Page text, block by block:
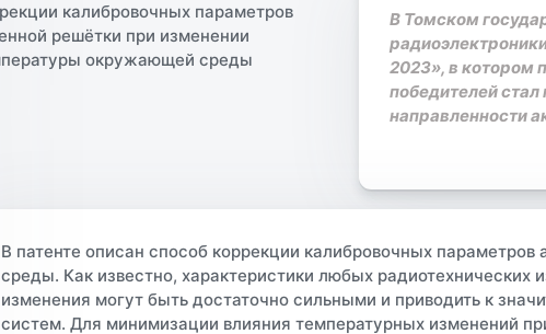
В Томском
2023», в котором
победителей
направленности
В патенте описан способ коррекции калибровочных
среды. Как известно, характеристики любых
изменения могут быть достаточно сильными и приводить к
систем. Для минимизации влияния температурных изменений